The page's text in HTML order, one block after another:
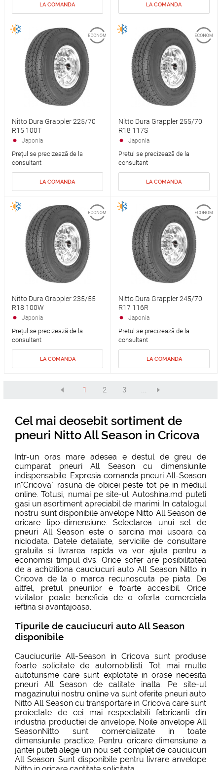
LA COMANDA LA COMANDA
Nitto Dura Grappler 225/70
R15 100T
Japonia
Prețul se precizează de la
consultant
LA COMANDA
Nitto Dura Grappler 255/70
R18 117S
Japonia
Prețul se precizează de la
consultant
LA COMANDA
Nitto Dura Grappler 235/55
R18 100W
Japonia
Prețul se precizează de la
consultant
LA COMANDA
Nitto Dura Grappler 245/70
R17 116R
Japonia
Prețul se precizează de la
consultant
LA COMANDA
1 2 3 ...
Cel mai deosebit sortiment de
pneuri Nitto All Season in Cricova
Intr-un oras mare adesea e destul de greu de
cumparat pneuri All Season cu dimensiunile
indispensabile. Expresia comanda pneuri All-Season
in"Cricova" rasuna de obicei peste tot pe in mediul
online. Totusi, numai pe site-ul Autoshina.md puteti
gasi un asortiment apreciabil de marimi. In catalogul
nostru sunt disponibile anvelope Nitto All Season de
oricare tipo-dimensiune. Selectarea unui set de
pneuri All Season este o sarcina mai usoara ca
niciodata. Datele detaliate, serviciile de consultare
gratuita si livrarea rapida va vor ajuta pentru a
economisi timpul dvs. Orice sofer are posibilitatea
de a achizitiona cauciucuri auto All Season Nitto in
Cricova de la o marca recunoscuta pe piata. De
altfel, pretul pneurilor e foarte accesibil. Orice
vizitator poate beneficia de o oferta comerciala
ieftina si avantajoasa.
Tipurile de cauciucuri auto All Season
disponibile
Cauciucurile All-Season in Cricova sunt produse
foarte solicitate de automobilisti. Tot mai multe
autoturisme care sunt explotate in orase necesita
pneuri All Season de calitate inalta. Pe site-ul
magazinului nostru online va sunt oferite pneuri auto
Nitto All Season cu transportare in Cricova care sunt
proiectate de cei mai respectabili fabricanti din
industria productiei de anvelope. Noile anvelope All
SeasonNitto sunt comercializate in toate
dimensiunile practice. Pentru oricare dimensiune a
jantei puteti alege un nou set complet de cauciucuri
All Season. Sunt disponibile pentru livrare anvelope